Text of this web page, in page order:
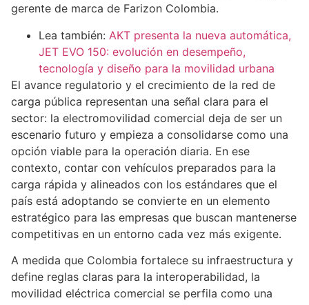
gerente de marca de Farizon Colombia.
Lea también: AKT presenta la nueva automática,
JET EVO 150: evolución en desempeño,
tecnología y diseño para la movilidad urbana
El avance regulatorio y el crecimiento de la red de
carga pública representan una señal clara para el
sector: la electromovilidad comercial deja de ser un
escenario futuro y empieza a consolidarse como una
opción viable para la operación diaria. En ese
contexto, contar con vehículos preparados para la
carga rápida y alineados con los estándares que el
país está adoptando se convierte en un elemento
estratégico para las empresas que buscan mantenerse
competitivas en un entorno cada vez más exigente.
A medida que Colombia fortalece su infraestructura y
define reglas claras para la interoperabilidad, la
movilidad eléctrica comercial se perfila como una